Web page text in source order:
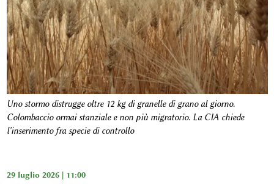
Uno stormo distrugge oltre 12 kg di granelle di grano al giorno.
Colombaccio ormai stanziale e non più migratorio. La CIA chiede
l'inserimento fra specie di controllo
29 luglio 2026 | 11:00